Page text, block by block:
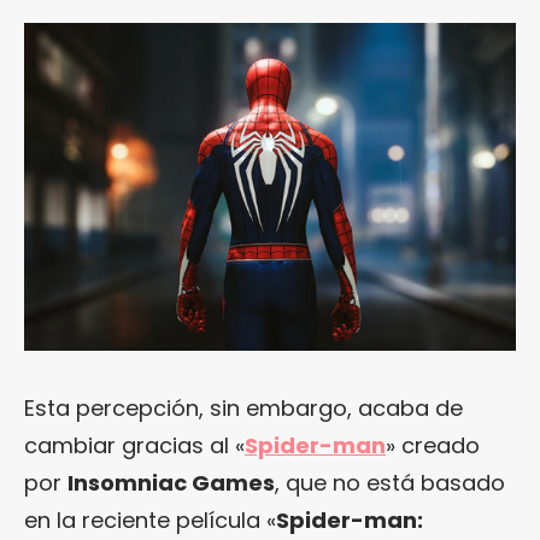
Esta percepción, sin embargo, acaba de
cambiar gracias al «Spider-man» creado
por Insomniac Games, que no está basado
en la reciente película «Spider-man: